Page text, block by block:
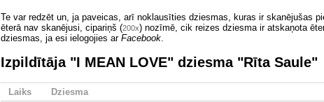
Te var redzēt un, ja paveicas, arī noklausīties dziesmas, kuras ir skanējušas
ēterā nav skanējusi, cipariņš (200x) nozīmē, cik reizes dziesma ir atskaņota
dziesmas, ja esi ielogojies ar Facebook
Izpildītāja "I MEAN LOVE" dziesma "Rīta Saule"
Laiks
Dziesma